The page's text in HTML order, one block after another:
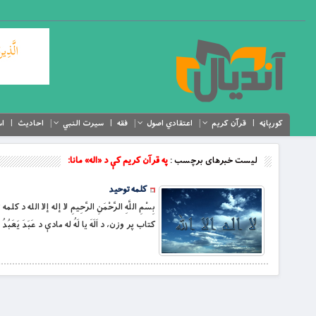
کورپاڼه قرآن کریم اعتقادي اصول فقه سیرت النبي احادیث
لیست خبرهای برچسب :په قرآن کريم کې د «اله» مانا:
کلمه توحید
بِسْمِ اللَّهِ الرَّحْمَنِ الرَّحِيمِ لا إله إلا الله د
کتاب پر وزن، د اَلَهَ یا لَهُ له مادې د عَبَدَ